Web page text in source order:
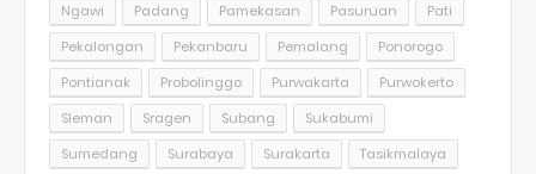
Ngawi
Padang Pamekasan Pasuruan
Pati
Pekalongan
Pekanbaru Pemalang
Ponorogo
Pontianak
Probolinggo Purwakarta
Purwokerto
Sleman
Sragen Subang
Sukabumi
Sumedang
Surabaya Surakarta
Tasikmalaya